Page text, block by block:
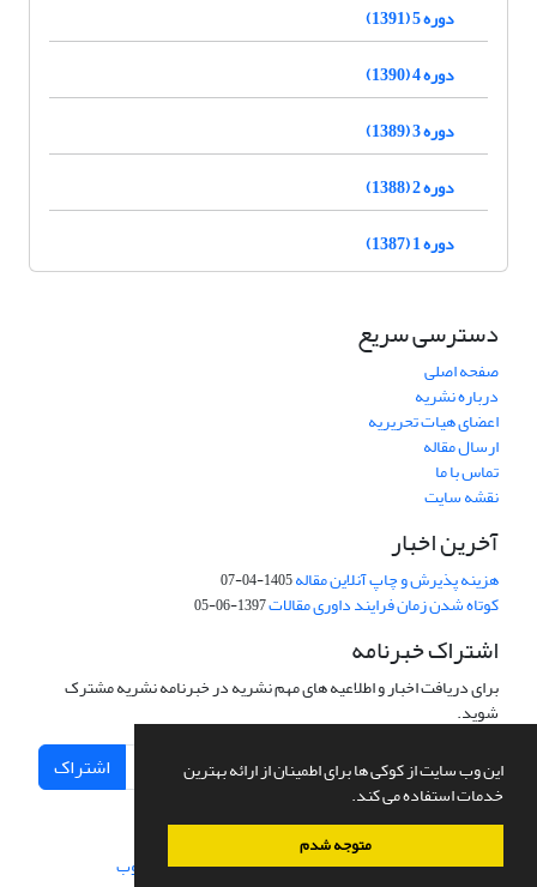
این وب سایت از کوکی ها برای اطمینان از ارائه بهترین
خدمات استفاده می کند.
متوجه شدم
دوره 5 (1391)
دوره 4 (1390)
دوره 3 (1389)
دوره 2 (1388)
دوره 1 (1387)
دسترسی سریع
صفحه اصلی
درباره نشریه
اعضای هیات تحریریه
ارسال مقاله
تماس با ما
نقشه سایت
آخرین اخبار
هزینه پذیرش و چاپ آنلاین مقاله1405-04-07
کوتاه شدن زمان فرایند داوری مقالات1397-06-05
اشتراک خبرنامه
برای دریافت اخبار و اطلاعیه های مهم نشریه در خبرنامه نشریه مشترک
شوید.
اشتراک
سامانه مدیریت نشریات علمی.طراحی و پیاده سازی از سیناوب